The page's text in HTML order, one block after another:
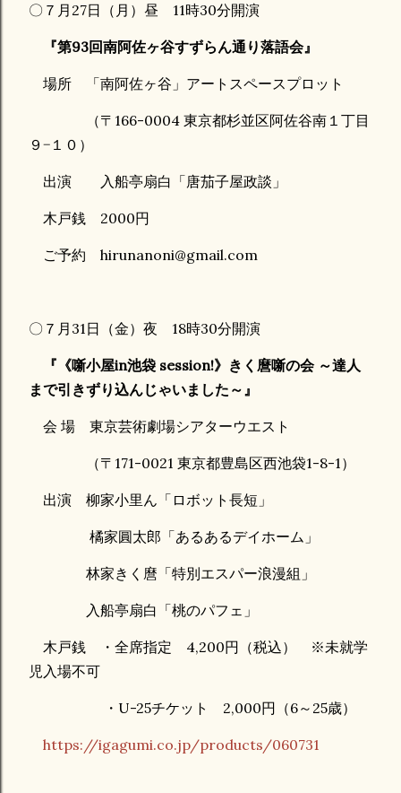
〇７月27日（月）昼 11時30分開演
『第93回南阿佐ヶ谷すずらん通り落語会』
場所 「南阿佐ヶ谷」アートスペースプロット
（〒166-0004 東京都杉並区阿佐谷南１丁目
９−１０）
出演 入船亭扇白「唐茄子屋政談」
木戸銭 2000円
ご予約 hirunanoni@gmail.com
〇７月31日（金）夜 18時30分開演
『《噺小屋in池袋 session!》きく麿噺の会 ～達人
まで引きずり込んじゃいました～』
会 場 東京芸術劇場シアターウエスト
（〒171-0021 東京都豊島区西池袋1-8-1）
出演 柳家小里ん「ロボット長短」
橘家圓太郎「あるあるデイホーム」
林家きく麿「特別エスパー浪漫組」
入船亭扇白「桃のパフェ」
木戸銭 ・全席指定 4,200円（税込） ※未就学
児入場不可
・U-25チケット 2,000円（6～25歳）
https://igagumi.co.jp/products/060731